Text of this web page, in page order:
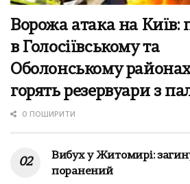
Ворожа атака на Київ:
в Голосіївському та
Оболонському
горять резервуари з
0 ПОШИРИТИ
Вибух у Житомирі:
поранений